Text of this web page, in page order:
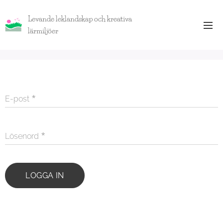
Levande leklandskap och kreativa
lärmiljöer
E-post
Lösenord
LOGGA IN